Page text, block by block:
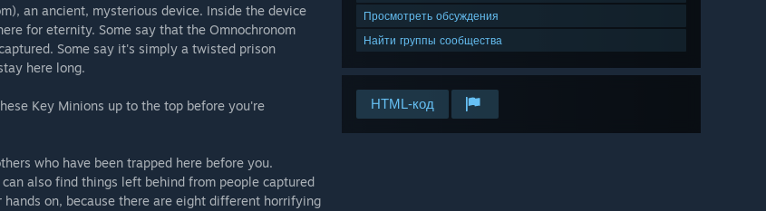
Просмотреть обсуждения
Найти группы сообщества
HTML-код
an ancient, mysterious device. Inside the device
for eternity. Some say that the Omnochronom
Some say it's simply a twisted prison
here long.
Key Minions up to the top before you're
who have been trapped here before you.
also find things left behind from people captured
on, because there are eight different horrifying